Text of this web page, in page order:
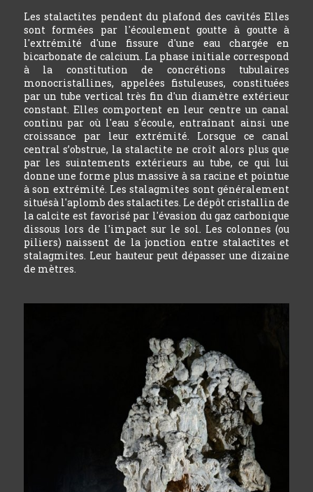
Les stalactites pendent du plafond des cavités Elles
sont formées par l'écoulement goutte à goutte à
l'extrémité d'une fissure d'une eau chargée en
bicarbonate de calcium. La phase initiale correspond
à la constitution de concrétions tubulaires
monocristallines, appelées fistuleuses, constituées
par un tube vertical très fin d'un diamètre extérieur
constant. Elles comportent en leur centre un canal
continu par où l'eau s'écoule, entraînant ainsi une
croissance par leur extrémité. Lorsque ce canal
central s’obstrue, la stalactite ne croît alors plus que
par les suintements extérieurs au tube, ce qui lui
donne une forme plus massive à sa racine et pointue
à son extrémité. Les stalagmites sont généralement
situésà l'aplomb des stalactites. Le dépôt cristallin de
la calcite est favorisé par l'évasion du gaz carbonique
dissous lors de l'impact sur le sol. Les colonnes (ou
piliers) naissent de la jonction entre stalactites et
stalagmites. Leur hauteur peut dépasser une dizaine
de mètres.